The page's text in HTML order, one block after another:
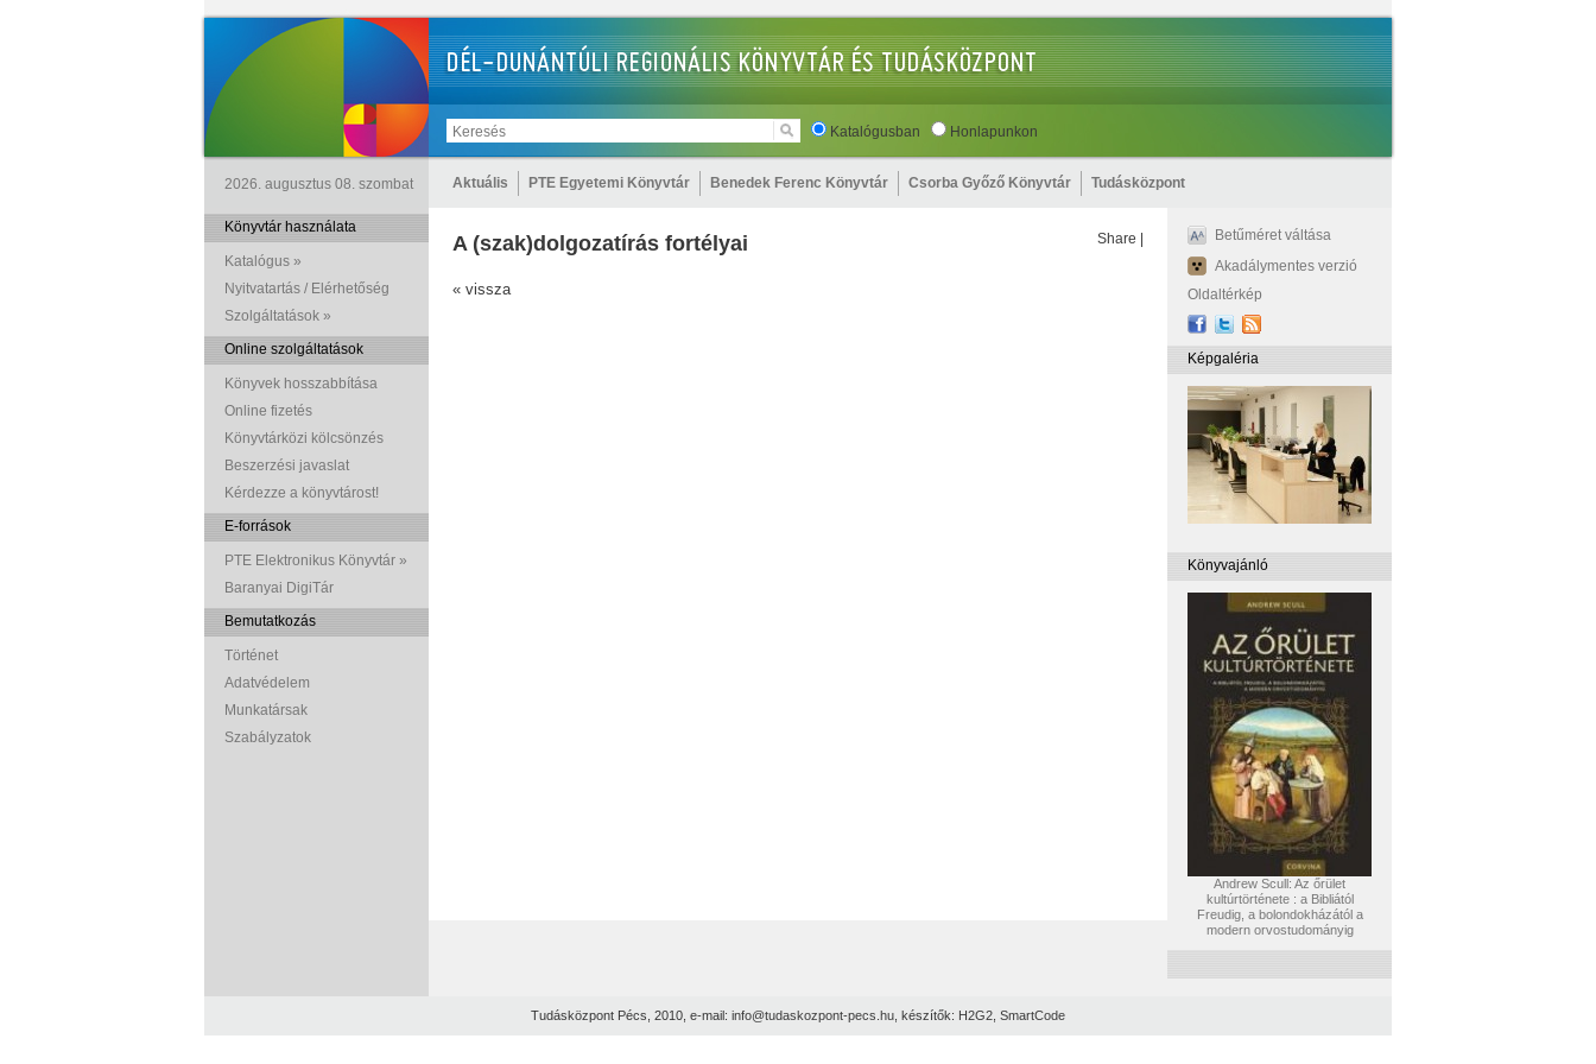
Katalógusban Honlapunkon
2026. augusztus 08. szombat Aktuális PTE Egyetemi Könyvtár Benedek Ferenc Könyvtár Csorba Győző Könyvtár Tudásközpont
Könyvtár használata
Katalógus »
Nyitvatartás / Elérhetőség
Szolgáltatások »
Online szolgáltatások
Könyvek hosszabbítása
Online fizetés
Könyvtárközi kölcsönzés
Beszerzési javaslat
Kérdezze a könyvtárost!
E-források
PTE Elektronikus Könyvtár »
Baranyai DigiTár
Bemutatkozás
Történet
Adatvédelem
Munkatársak
Szabályzatok
Share
A (szak)dolgozatírás fortélyai
« vissza
Betűméret váltása
Akadálymentes verzió
Oldaltérkép
Képgaléria
Könyvajánló
Andrew Scull: Az őrület
kultúrtörténete : a Bibliától
Freudig, a bolondokházától a
modern orvostudományig
Tudásközpont Pécs, 2010, e-mail: info@tudaskozpont-pecs.hu , készítők: H2G2 SmartCode